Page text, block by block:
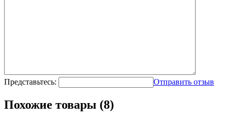
Представьтесь: Отправить отзыв
Похожие товары (8)